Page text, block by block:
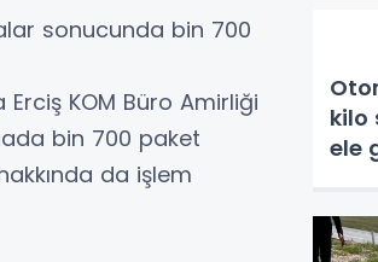
sonucunda bin 700
KOM Büro Amirliği
bin 700 paket
da işlem
kilo
ele